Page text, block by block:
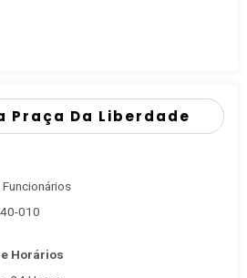
Praça Da Liberdade
010
Horários